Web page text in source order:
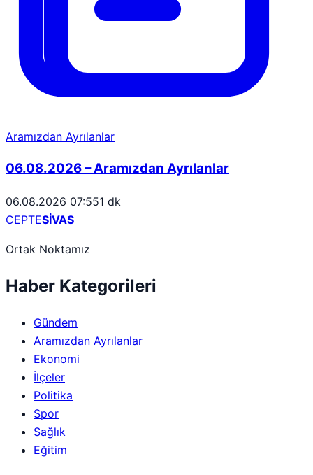
Aramızdan Ayrılanlar
06.08.2026 – Aramızdan Ayrılanlar
06.08.2026 07:551 dk
CEPTESİVAS
Ortak Noktamız
Haber Kategorileri
Gündem
Aramızdan Ayrılanlar
Ekonomi
İlçeler
Politika
Spor
Sağlık
Eğitim